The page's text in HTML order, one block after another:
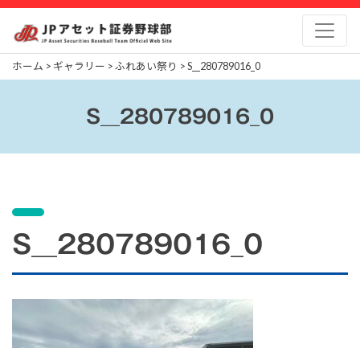
Skip
content
ホーム > ギャラリー >ふれあい祭り >S__280789016_0
S__280789016_0
S__280789016_0